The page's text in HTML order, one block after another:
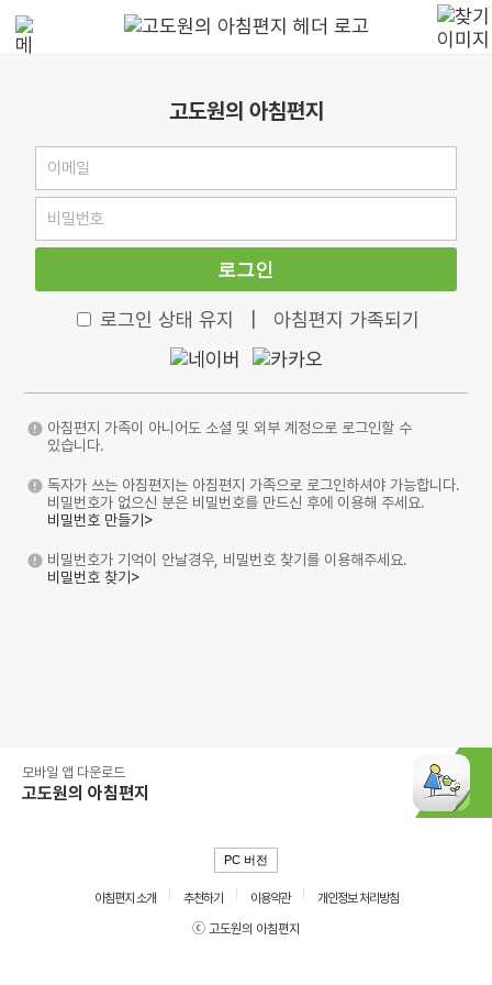
고도원의 아침편지
로그인
로그인 상태 유지 아침편지 가족되기
아침편지 가족이 아니어도 소셜 및 외부 계정으로 로그인할 수
있습니다.
독자가 쓰는 아침편지는 아침편지 가족으로 로그인하셔야 가능합니다.
비밀번호가 없으신 분은 비밀번호를 만드신 후에 이용해 주세요.
비밀번호 만들기>
비밀번호가 기억이 안날경우, 비밀번호 찾기를 이용해주세요.
비밀번호 찾기>
모바일 앱 다운로드
고도원의 아침편지
PC 버전
아침편지 소개 추천하기 이용약관
개인정보 처리방침
ⓒ 고도원의 아침편지